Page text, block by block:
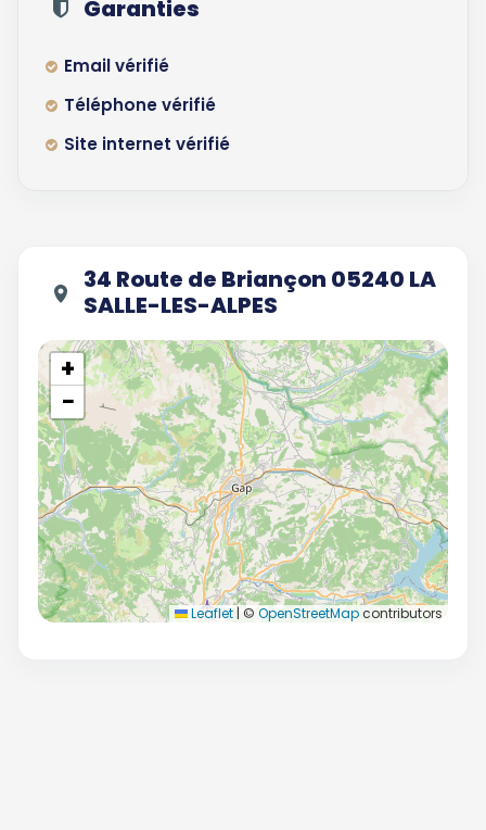
Garanties
Email vérifié
Téléphone vérifié
Site internet vérifié
34 Route de Briançon 05240 LA
SALLE-LES-ALPES
+
−
Leaflet | © OpenStreetMapcontributors